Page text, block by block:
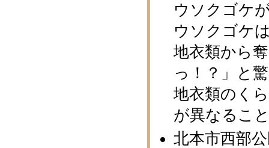
ウソクゴケ
ウソクゴケ
地衣類から
っ！？」と
地衣類のく
が異なるこ
北本市西部